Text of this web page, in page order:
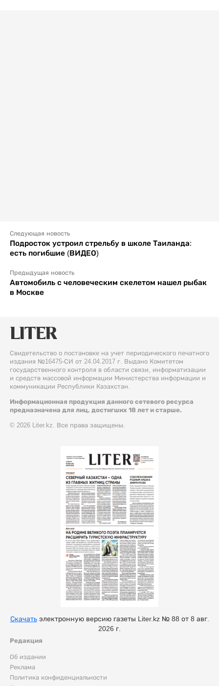
Следующая новость
Подросток устроил стрельбу в школе Таиланда:
есть погибшие (ВИДЕО)
Предыдущая новость
Автомобиль с человеческим скелетом нашел рыбак
в Москве
Свидетельство о постановке на учет периодического печатного
издания №16475-СИ от 24.04.2017 г. Выдано Комитетом
государственного контроля в области связи, информатизации
и средств массовой информации Министерства информации и
коммуникации Республики Казахстан.
Информационная продукция данного сетевого ресурса
предназначена для лиц, достигших 18 лет и старше.
© 2026 Liter.kz. Все права защищены.
Редакция
Об издании
Реклама
Политика конфиденциальности
Скачатьэлектронную версию газеты Liter.kz № 88 от 8 авг.
2026 г.